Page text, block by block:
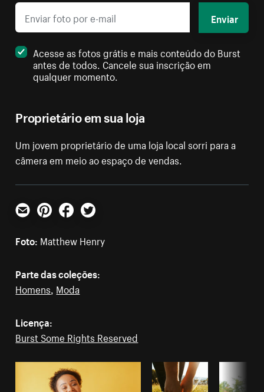
Proprietário em sua loja
Um jovem proprietário de uma loja local sorri para a
câmera em meio ao espaço de vendas.
Enviar
Acesse as fotos grátis e mais conteúdo do Burst
antes de todos. Cancele sua inscrição em
qualquer momento.
E-mailPinterestFacebookTwitter
Foto: Matthew Henry
Parte das coleções:
Homens Moda
Licença:
Burst Some Rights Reserved